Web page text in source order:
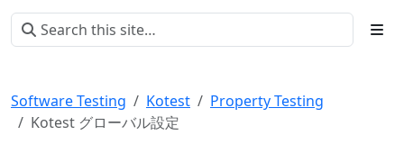
Software Testing Kotest
Property Testing
Kotest グローバル設定